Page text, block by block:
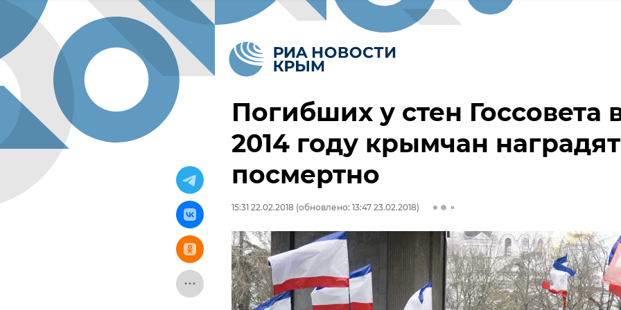
Погибших у стен Госсовета
2014 году крымчан наградят
посмертно
15:31 22.02.2018 (обновлено: 13:47 23.02.2018)